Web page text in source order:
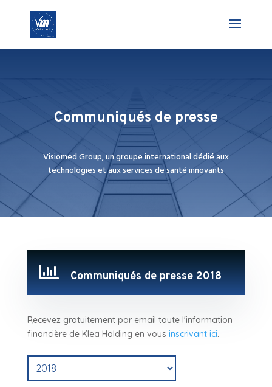
Communiqués de presse
Visiomed Group, un groupe international dédié aux
technologies et aux services de santé innovants
 Communiqués de presse 2018
Recevez gratuitement par email toute l'information
financière de Klea Holding en vous inscrivant ici